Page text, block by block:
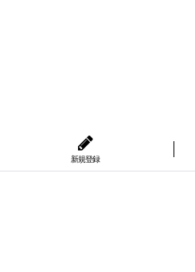
新規登録